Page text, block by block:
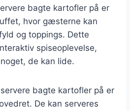
bagte kartofler på er
hvor gæsterne kan
og toppings. Dette
spiseoplevelse,
de kan lide.
bagte kartofler på er
De kan serveres